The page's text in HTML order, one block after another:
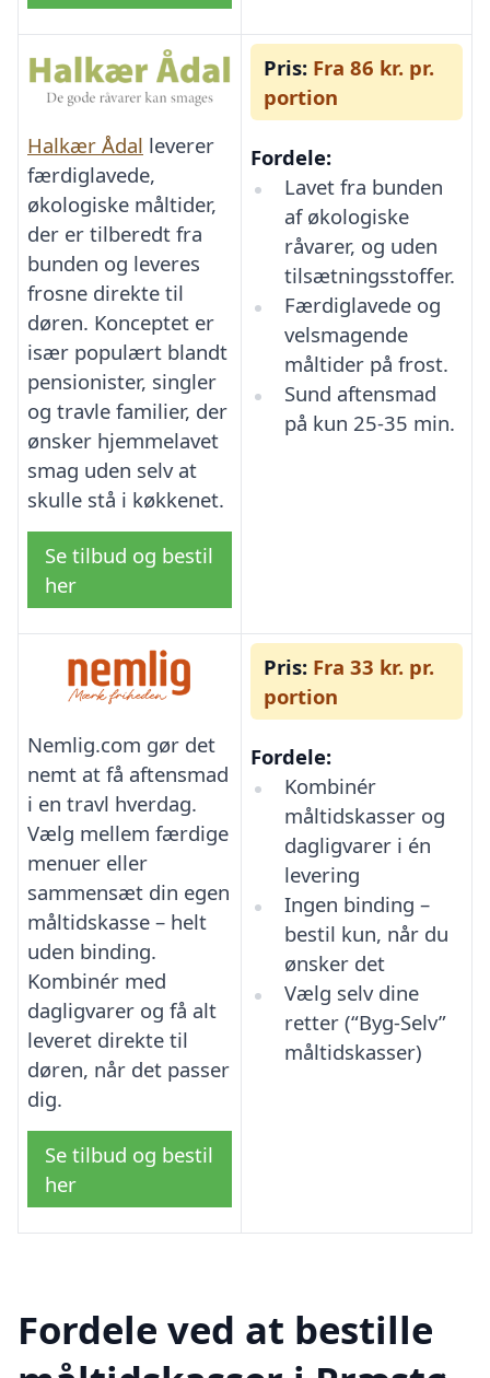
Halkær Ådal leverer
færdiglavede,
økologiske måltider,
der er tilberedt fra
bunden og leveres
frosne direkte til
døren. Konceptet er
især populært blandt
pensionister, singler
og travle familier, der
ønsker hjemmelavet
smag uden selv at
skulle stå i køkkenet.
Se tilbud og bestil
her
Pris: Fra 86 kr. pr.
portion
Fordele:
Lavet fra bunden
af økologiske
råvarer, og uden
tilsætningsstoffer.
Færdiglavede og
velsmagende
måltider på frost.
Sund aftensmad
på kun 25-35 min.
Nemlig.com gør det
nemt at få aftensmad
i en travl hverdag.
Vælg mellem færdige
menuer eller
sammensæt din egen
måltidskasse – helt
uden binding.
Kombinér med
dagligvarer og få alt
leveret direkte til
døren, når det passer
dig.
Se tilbud og bestil
her
Pris: Fra 33 kr. pr.
portion
Fordele:
Kombinér
måltidskasser og
dagligvarer i én
levering
Ingen binding –
bestil kun, når du
ønsker det
Vælg selv dine
retter (“Byg-Selv”
måltidskasser)
Fordele ved at bestille